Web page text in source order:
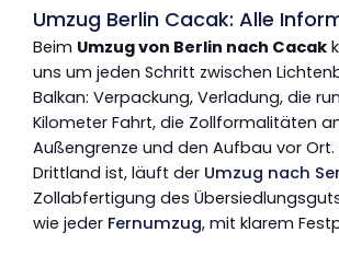
Umzug Berlin Cacak: Alle
Beim Umzug von Berlin nach Cacak
uns um jeden Schritt zwischen
Balkan: Verpackung, Verladung, die
Kilometer Fahrt, die Zollformalitäten
Außengrenze und den Aufbau vor Ort.
Drittland ist, läuft der Umzug nach
Zollabfertigung des
wie jeder Fernumzug, mit klarem